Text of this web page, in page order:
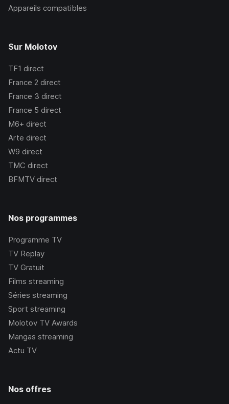
Appareils compatibles
Sur Molotov
TF1 direct
France 2 direct
France 3 direct
France 5 direct
M6+ direct
Arte direct
W9 direct
TMC direct
BFMTV direct
Nos programmes
Programme TV
TV Replay
TV Gratuit
Films streaming
Séries streaming
Sport streaming
Molotov TV Awards
Mangas streaming
Actu TV
Nos offres